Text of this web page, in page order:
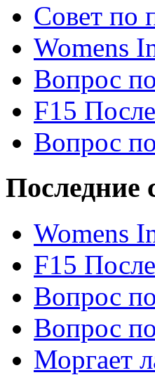
Cовет по
Womens
Вопрос
F15
Вопрос
Последние
Womens
F15
Вопрос
Вопрос
Моргает